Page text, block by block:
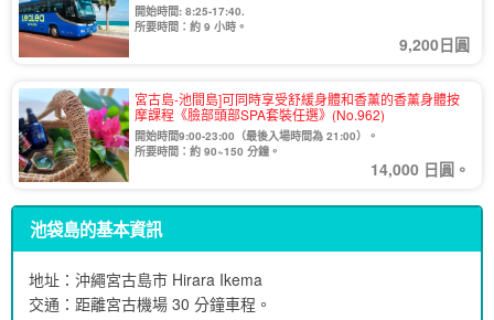
開始時間: 8:25-17:40.
所要時間：約 9 小時。
9,200日圓
宮古島-池間島]可同時享受舒緩身體和香薰的香薰身體按
摩課程《臉部頭部SPA套裝任選》(No.962)
開始時間9:00-23:00（最後入場時間為 21:00）。
所要時間：約 90~150 分鐘。
14,000 日圓。
池袋島的基本資訊
地址： 沖繩宮古島市 Hirara Ikema
交通：距離宮古機場 30 分鐘車程。